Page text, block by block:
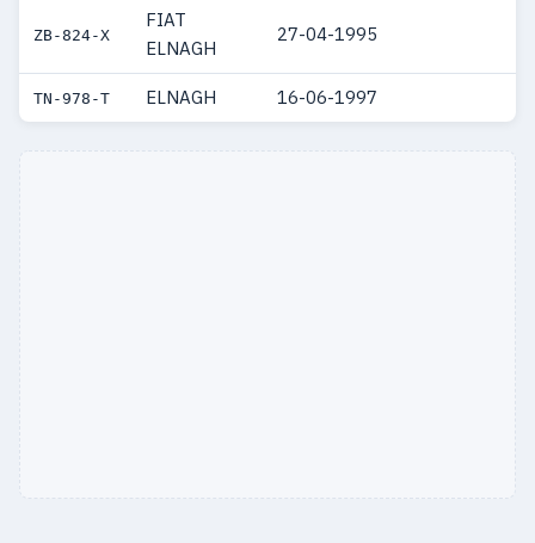
ZB-824-X
FIAT
ELNAGH
27-04-1995
TN-978-T ELNAGH 16-06-1997